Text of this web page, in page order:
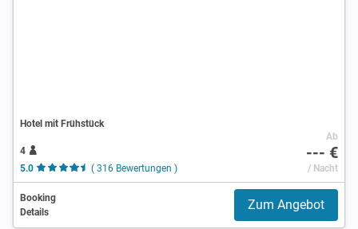
Hotel mit Frühstück
4
5.0
( 316 Bewertungen )
Ab
--- €
/ Nacht
Booking
Details
Zum Angebot